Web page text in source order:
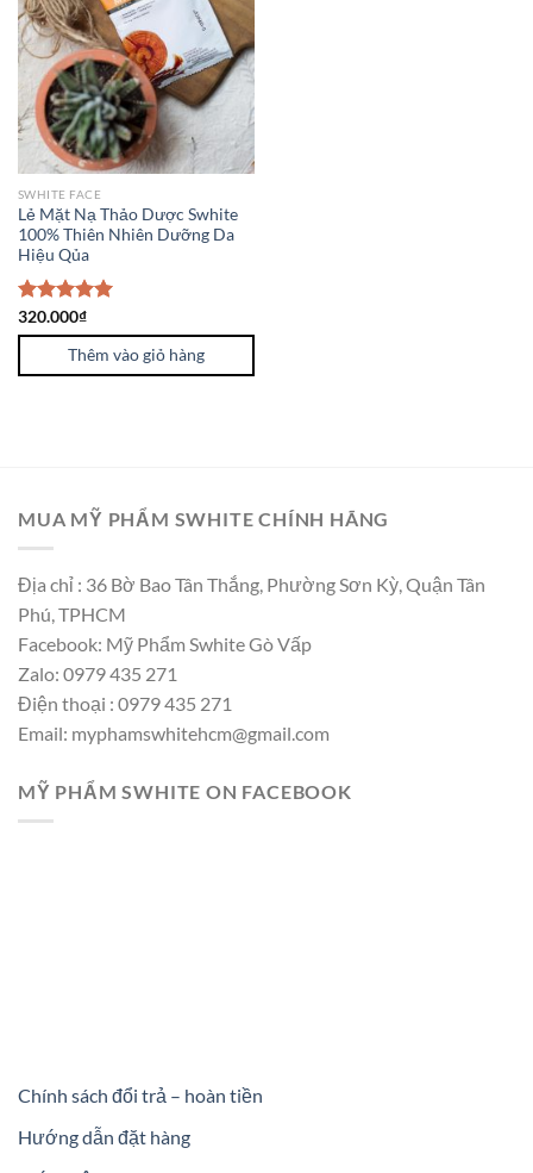
SWHITE FACE
Lẻ Mặt Nạ Thảo Dược Swhite
100% Thiên Nhiên Dưỡng Da
Hiệu Qủa
Được xếp
hạng5.00
320.000₫
Thêm vào giỏ hàng
MUA MỸ PHẨM SWHITE CHÍNH HÃNG
Địa chỉ : 36 Bờ Bao Tân Thắng, Phường Sơn Kỳ, Quận Tân
Phú, TPHCM
Facebook: Mỹ Phẩm Swhite Gò Vấp
Zalo: 0979 435 271
Điện thoại : 0979 435 271
Email: myphamswhitehcm@gmail.com
MỸ PHẨM SWHITE ON FACEBOOK
Chính sách đổi trả – hoàn tiền
Hướng dẫn đặt hàng